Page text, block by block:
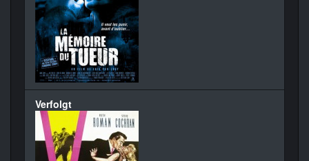
Verfolgt